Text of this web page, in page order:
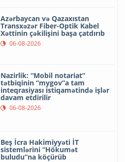
Azərbaycan və Qazaxıstan
Transxəzər Fiber-Optik Kabel
Xəttinin çəkilişini başa çatdırıb
06-08-2026
Nazirlik: “Mobil notariat”
tətbiqinin “mygov”a tam
inteqrasiyası istiqamətində işlər
davam etdirilir
06-08-2026
Beş İcra Hakimiyyəti İT
sistemlərini “Hökumət
buludu”na köçürüb